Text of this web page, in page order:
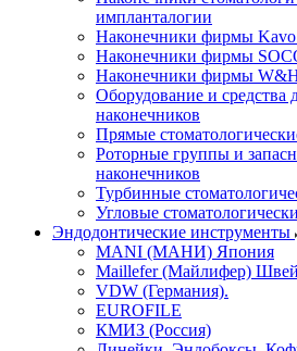
импланталогии
Наконечники фирмы Kavo
Наконечники фирмы
Наконечники фирмы
Оборудование и средства
наконечников
Прямые
Роторные группы и
наконечников
Турбинные
Угловые
Эндодонтические инструменты
MANI (МАНИ) Япония
Maillefer (Майлифер)
VDW (Германия).
EUROFILE
КМИЗ (Россия)